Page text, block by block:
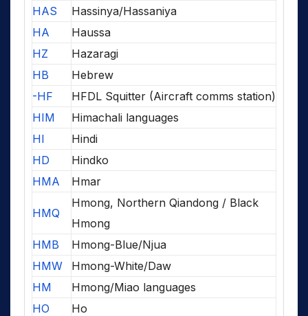
HAS
Hassinya/Hassaniya
HA
Haussa
HZ
Hazaragi
HB
Hebrew
-HF
HFDL Squitter (Aircraft comms station)
HIM
Himachali languages
HI
Hindi
HD
Hindko
HMA
Hmar
HMQ
Hmong, Northern Qiandong / Black
Hmong
HMB
Hmong-Blue/Njua
HMW
Hmong-White/Daw
HM
Hmong/Miao languages
HO
Ho